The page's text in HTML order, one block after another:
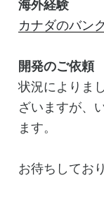
海外経験
カナダのバン
開発のご依頼
状況によりま
ざいますが、
ます。
お待ちしてお